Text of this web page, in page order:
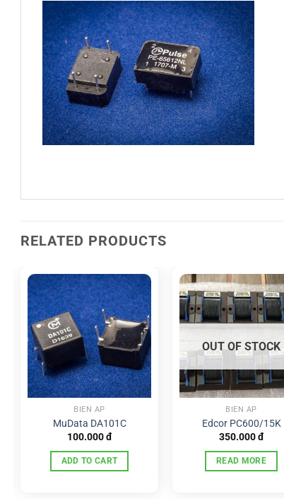
RELATED PRODUCTS
BIẾN ÁP
MuData DA101C
100.000đ
ADD TO CART
OUT OF STOCK
BIẾN ÁP
Edcor PC600/15K
350.000đ
READ MORE